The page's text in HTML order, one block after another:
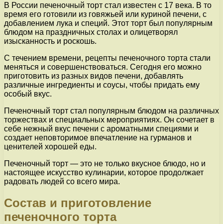
В России печеночный торт стал известен с 17 века. В то
время его готовили из говяжьей или куриной печени, с
добавлением лука и специй. Этот торт был популярным
блюдом на праздничных столах и олицетворял
изысканность и роскошь.
С течением времени, рецепты печеночного торта стали
меняться и совершенствоваться. Сегодня его можно
приготовить из разных видов печени, добавлять
различные ингредиенты и соусы, чтобы придать ему
особый вкус.
Печеночный торт стал популярным блюдом на различных
торжествах и специальных мероприятиях. Он сочетает в
себе нежный вкус печени с ароматными специями и
создает неповторимое впечатление на гурманов и
ценителей хорошей еды.
Печеночный торт — это не только вкусное блюдо, но и
настоящее искусство кулинарии, которое продолжает
радовать людей со всего мира.
Состав и приготовление
печеночного торта